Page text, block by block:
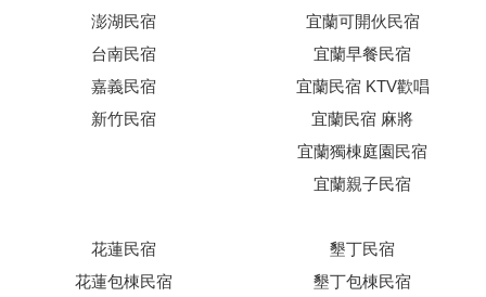
澎湖民宿
台南民宿
嘉義民宿
新竹民宿
宜蘭可開伙民宿
宜蘭早餐民宿
宜蘭民宿 KTV歡唱
宜蘭民宿 麻將
宜蘭獨棟庭園民宿
宜蘭親子民宿
花蓮民宿
花蓮包棟民宿
墾丁民宿
墾丁包棟民宿